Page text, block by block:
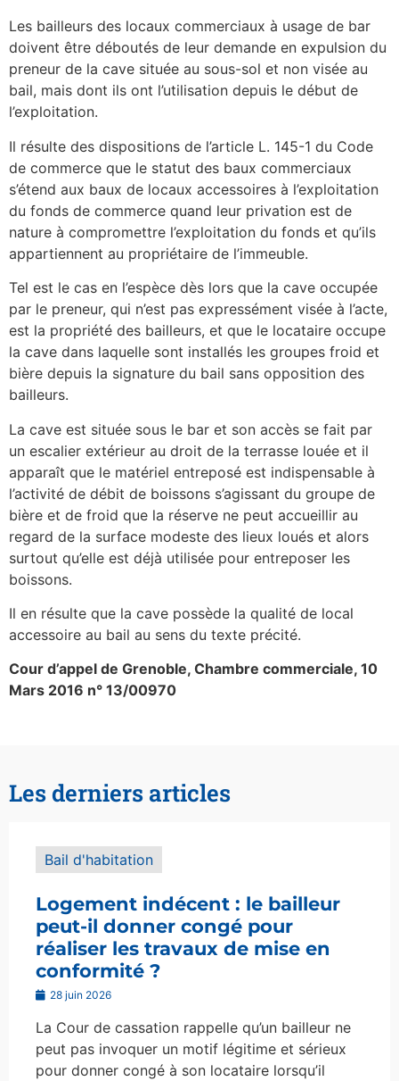
Les bailleurs des locaux commerciaux à usage de bar
doivent être déboutés de leur demande en expulsion du
preneur de la cave située au sous-sol et non visée au
bail, mais dont ils ont l’utilisation depuis le début de
l’exploitation.
Il résulte des dispositions de l’article L. 145-1 du Code
de commerce que le statut des baux commerciaux
s’étend aux baux de locaux accessoires à l’exploitation
du fonds de commerce quand leur privation est de
nature à compromettre l’exploitation du fonds et qu’ils
appartiennent au propriétaire de l’immeuble.
Tel est le cas en l’espèce dès lors que la cave occupée
par le preneur, qui n’est pas expressément visée à l’acte,
est la propriété des bailleurs, et que le locataire occupe
la cave dans laquelle sont installés les groupes froid et
bière depuis la signature du bail sans opposition des
bailleurs.
La cave est située sous le bar et son accès se fait par
un escalier extérieur au droit de la terrasse louée et il
apparaît que le matériel entreposé est indispensable à
l’activité de débit de boissons s’agissant du groupe de
bière et de froid que la réserve ne peut accueillir au
regard de la surface modeste des lieux loués et alors
surtout qu’elle est déjà utilisée pour entreposer les
boissons.
Il en résulte que la cave possède la qualité de local
accessoire au bail au sens du texte précité.
Cour d’appel de Grenoble, Chambre commerciale, 10
Mars 2016 n° 13/00970
Les derniers articles
Bail d'habitation
Logement indécent : le bailleur
peut-il donner congé pour
réaliser les travaux de mise en
conformité ?
28 juin 2026
La Cour de cassation rappelle qu’un bailleur ne
peut pas invoquer un motif légitime et sérieux
pour donner congé à son locataire lorsqu’il